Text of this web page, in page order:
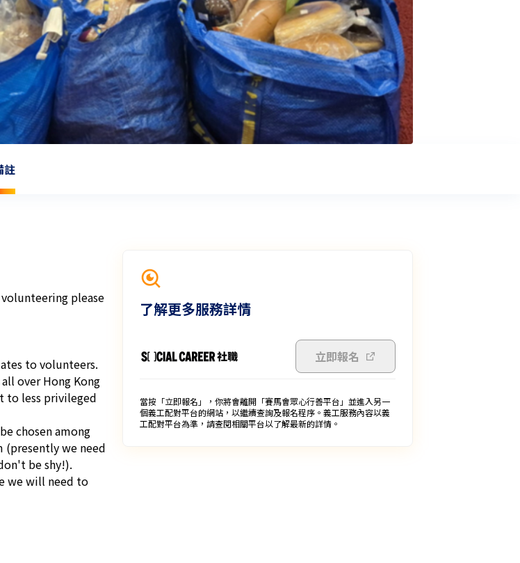
註
volunteering please
to volunteers.
over Hong Kong
to less privileged
chosen among
(presently we need
be shy!).
we will need to
了解更多服務詳情
立即報名
當按「立即報名」，你將會離開「賽馬會眾心行善平台」並進入另一
個義工配對平台的網站，以繼續查詢及報名程序。義工服務內容以義
工配對平台為準，請查閱相關平台以了解最新的詳情。